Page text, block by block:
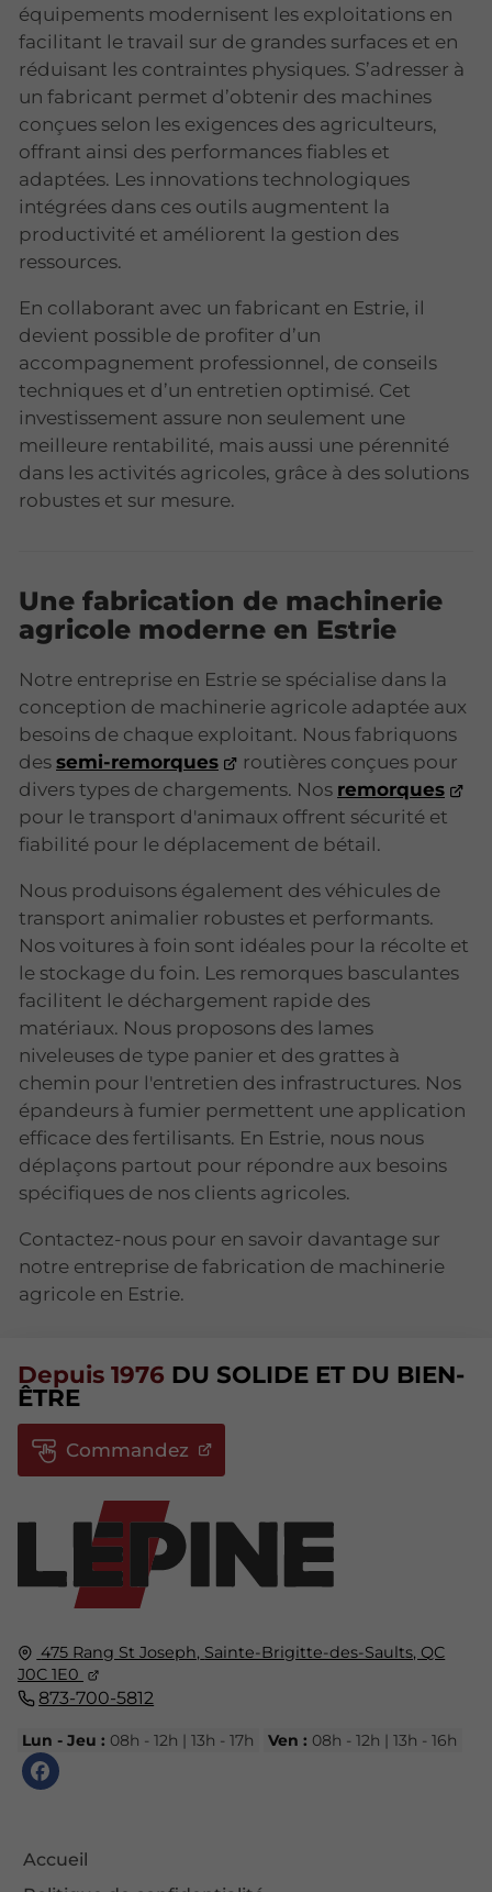
équipements modernisent les exploitations en
facilitant le travail sur de grandes surfaces et en
réduisant les contraintes physiques. S’adresser à
un fabricant permet d’obtenir des machines
conçues selon les exigences des agriculteurs,
offrant ainsi des performances fiables et
adaptées. Les innovations technologiques
intégrées dans ces outils augmentent la
productivité et améliorent la gestion des
ressources.
En collaborant avec un fabricant en Estrie, il
devient possible de profiter d’un
accompagnement professionnel, de conseils
techniques et d’un entretien optimisé. Cet
investissement assure non seulement une
meilleure rentabilité, mais aussi une pérennité
dans les activités agricoles, grâce à des solutions
robustes et sur mesure.
Une fabrication de machinerie
agricole moderne en Estrie
Notre entreprise en Estrie se spécialise dans la
conception de machinerie agricole adaptée aux
besoins de chaque exploitant. Nous fabriquons
des semi-remorques
routières conçues pour
divers types de chargements. Nos remorques
pour le transport d'animaux offrent sécurité et
fiabilité pour le déplacement de bétail.
Nous produisons également des véhicules de
transport animalier robustes et performants.
Nos voitures à foin sont idéales pour la récolte et
le stockage du foin. Les remorques basculantes
facilitent le déchargement rapide des
matériaux. Nous proposons des lames
niveleuses de type panier et des grattes à
chemin pour l'entretien des infrastructures. Nos
épandeurs à fumier permettent une application
efficace des fertilisants. En Estrie, nous nous
déplaçons partout pour répondre aux besoins
spécifiques de nos clients agricoles.
Contactez-nous pour en savoir davantage sur
notre entreprise de fabrication de machinerie
agricole en Estrie.
475 Rang St Joseph, Sainte-Brigitte-des-Saults, QC
J0C 1E0
873-700-5812
Lun - Jeu : 08h - 12h | 13h - 17h Ven : 08h - 12h | 13h - 16h
Accueil
Depuis 1976 DU SOLIDE ET DU BIEN-
ÊTRE
Commandez